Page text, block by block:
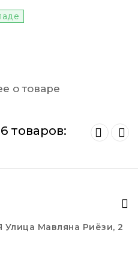
о товаре
товаров:
Мавляна Риёзи, 2